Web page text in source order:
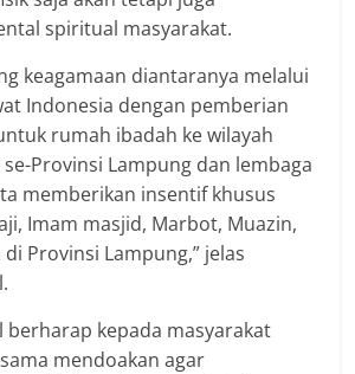
spiritual masyarakat.
keagamaan diantaranya melalui
Indonesia dengan pemberian
rumah ibadah ke wilayah
Provinsi Lampung dan lembaga
memberikan insentif khusus
Imam masjid, Marbot, Muazin,
Provinsi Lampung,” jelas
kepada masyarakat
mendoakan agar